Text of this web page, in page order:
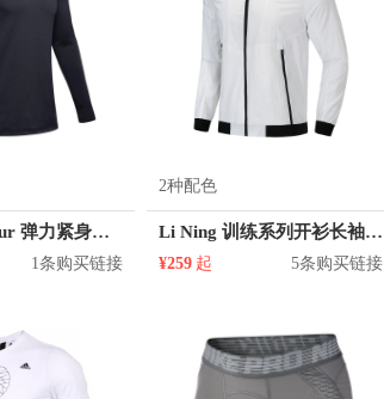
Under Armour 弹力紧身速干长袖紧身衣 1239731
1条购买链接
2种配色
Li Ning 训练系列开衫长袖修身梭织运动夹克 AJDQ001
¥259 起 5条购买链接